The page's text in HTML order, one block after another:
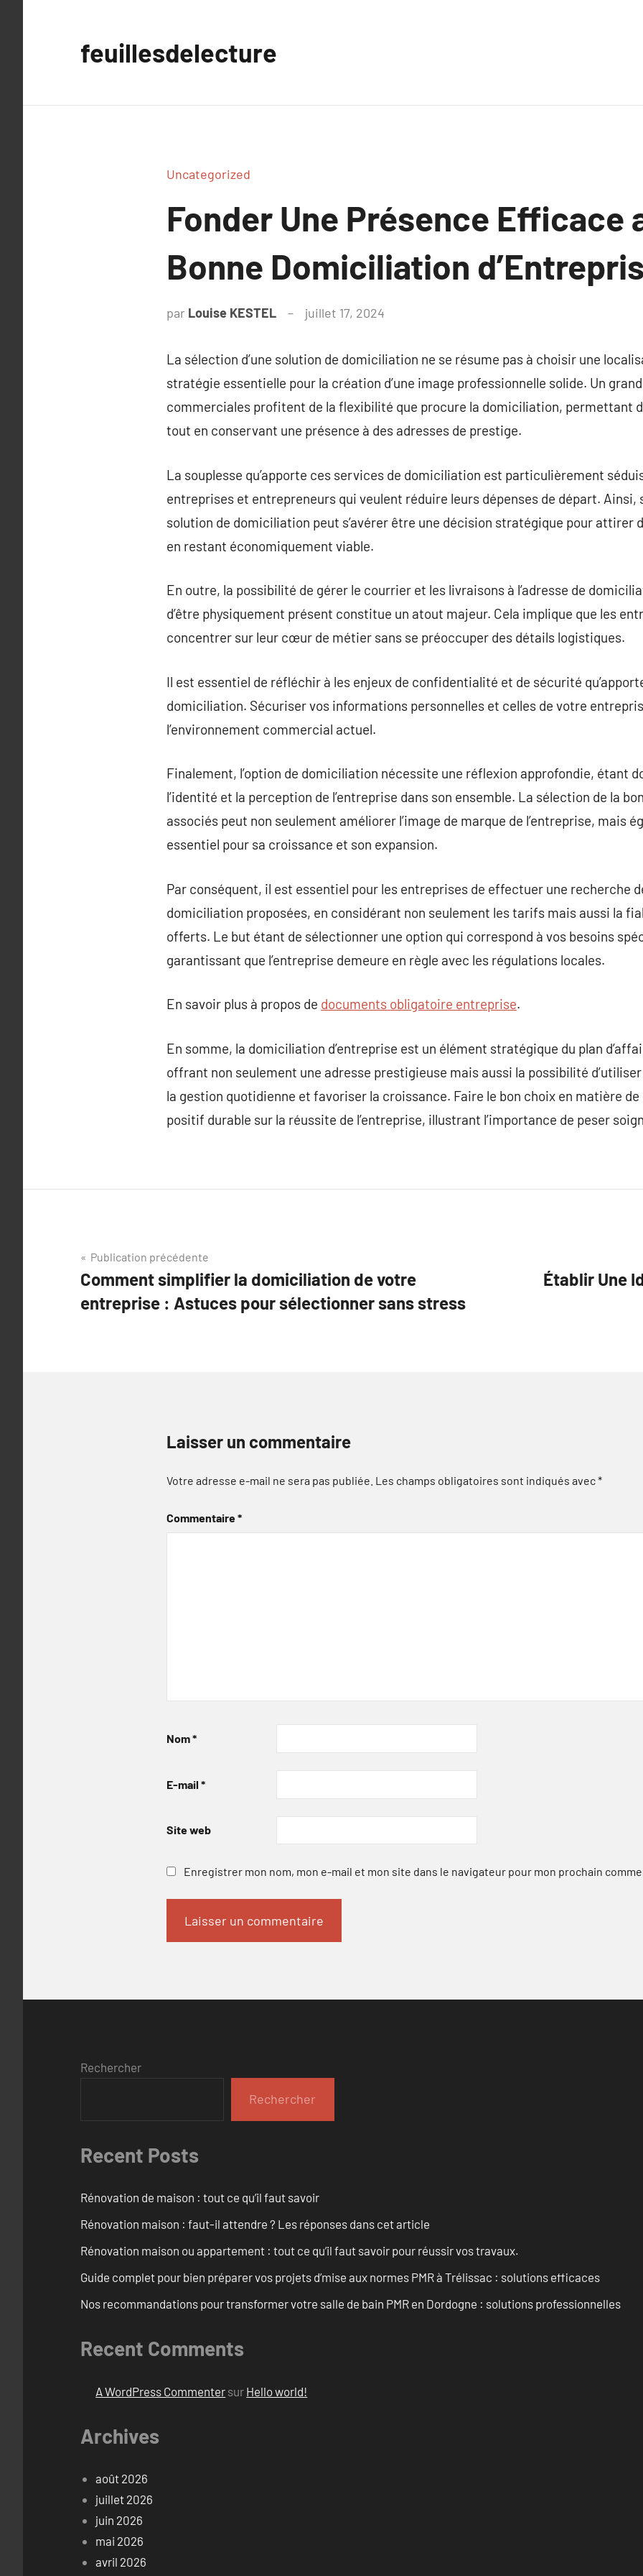
feuillesdelecture
Uncategorized
Fonder Une Présence Efficace
Bonne Domiciliation
par Louise KESTEL juillet 17, 2024
La sélection d’une solution de domiciliation ne se résume pas à choisir une
stratégie essentielle pour la création d’une image professionnelle solide. Un
commerciales profitent de la flexibilité que procure la domiciliation, permettant
tout en conservant une présence à des adresses de prestige.
La souplesse qu’apporte ces services de domiciliation est particulièrement
entreprises et entrepreneurs qui veulent réduire leurs dépenses de départ. Ainsi,
solution de domiciliation peut s’avérer être une décision stratégique pour attirer
en restant économiquement viable.
En outre, la possibilité de gérer le courrier et les livraisons à l’adresse de
d’être physiquement présent constitue un atout majeur. Cela implique que les
concentrer sur leur cœur de métier sans se préoccuper des détails logistiques.
Il est essentiel de réfléchir à les enjeux de confidentialité et de sécurité
domiciliation. Sécuriser vos informations personnelles et celles de votre
l’environnement commercial actuel.
Finalement, l’option de domiciliation nécessite une réflexion approfondie, étant
l’identité et la perception de l’entreprise dans son ensemble. La sélection de la
associés peut non seulement améliorer l’image de marque de l’entreprise, mais
essentiel pour sa croissance et son expansion.
Par conséquent, il est essentiel pour les entreprises de effectuer une recherche
domiciliation proposées, en considérant non seulement les tarifs mais aussi la
offerts. Le but étant de sélectionner une option qui correspond à vos besoins
garantissant que l’entreprise demeure en règle avec les régulations locales.
En savoir plus à propos de documents obligatoire entreprise.
En somme, la domiciliation d’entreprise est un élément stratégique du plan
offrant non seulement une adresse prestigieuse mais aussi la possibilité
la gestion quotidienne et favoriser la croissance. Faire le bon choix en matière
positif durable sur la réussite de l’entreprise, illustrant l’importance de peser
Navigation
de
l’article
Publication précédente
Comment simplifier la domiciliation de votre
entreprise : Astuces pour sélectionner sans stress
Établir Une
Laisser un commentaire
Votre adresse e-mail ne sera pas publiée. Les champs obligatoires sont indiqués avec*
Commentaire*
Nom*
E-mail *
Site web
Enregistrer mon nom, mon e-mail et mon site dans le navigateur pour mon prochain
Rechercher
Rechercher
Recent Posts
Rénovation de maison : tout ce qu’il faut savoir
Rénovation maison : faut-il attendre ? Les réponses dans cet article
Rénovation maison ou appartement : tout ce qu’il faut savoir pour réussir vos travaux.
Guide complet pour bien préparer vos projets d’mise aux normes PMR à Trélissac : solutions efficaces
Nos recommandations pour transformer votre salle de bain PMR en Dordogne : solutions professionnelles
Recent Comments
A WordPress Commenter sur Hello world!
Archives
août 2026
juillet 2026
juin 2026
mai 2026
avril 2026